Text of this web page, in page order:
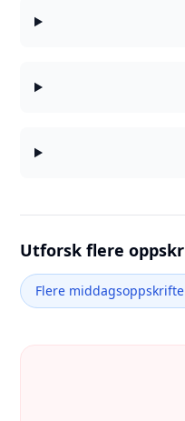
Utforsk flere
Flere